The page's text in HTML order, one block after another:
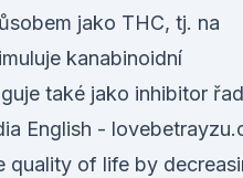
jako THC, tj. na
kanabinoidní
také jako inhibitor
English -
quality of life by